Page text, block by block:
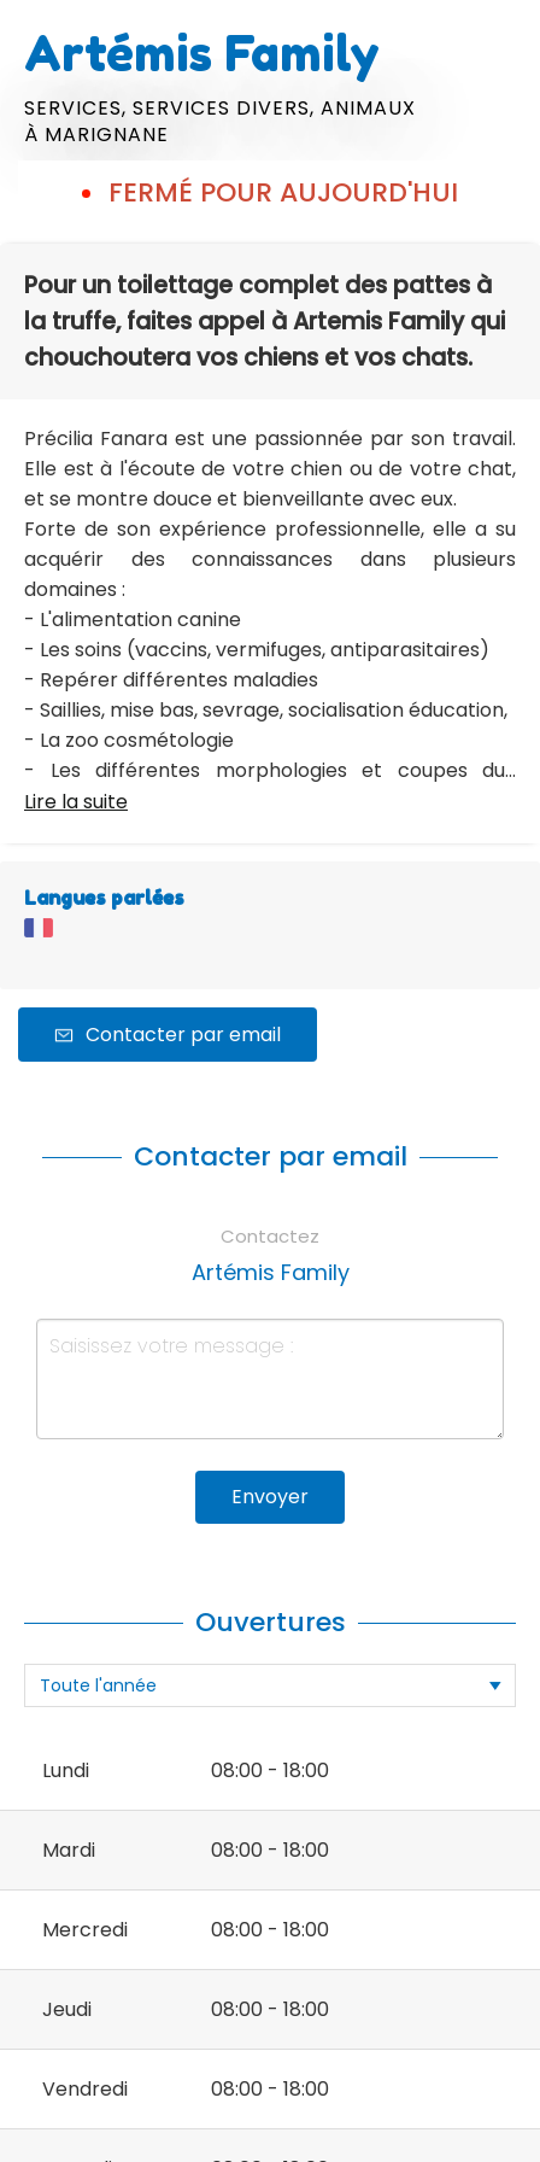
Artémis Family
SERVICES, SERVICES DIVERS, ANIMAUX
À MARIGNANE
FERMÉ POUR AUJOURD'HUI
Pour un toilettage complet des pattes à
la truffe, faites appel à Artemis Family qui
chouchoutera vos chiens et vos chats.
Précilia Fanara est une passionnée par son travail.
Elle est à l'écoute de votre chien ou de votre chat,
et se montre douce et bienveillante avec eux.
Forte de son expérience professionnelle, elle a su
acquérir des connaissances dans plusieurs
domaines :
- L'alimentation canine
- Les soins (vaccins, vermifuges, antiparasitaires)
- Repérer différentes maladies
- Saillies, mise bas, sevrage, socialisation éducation,
- La zoo cosmétologie
- Les différentes morphologies et coupes du...
Lire la suite
Langues parlées
Contacter par email
Contacter par email
Contactez
Artémis Family
Envoyer
Ouvertures
Lundi 08:00 - 18:00
Mardi 08:00 - 18:00
Mercredi 08:00 - 18:00
Jeudi 08:00 - 18:00
Vendredi 08:00 - 18:00